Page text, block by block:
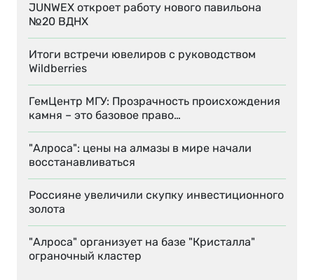
JUNWEX откроет работу нового павильона
№20 ВДНХ
Итоги встречи ювелиров с руководством
Wildberries
ГемЦентр МГУ: Прозрачность происхождения
камня – это базовое право…
"Алроса": цены на алмазы в мире начали
восстанавливаться
Россияне увеличили скупку инвестиционного
золота
"Алроса" организует на базе "Кристалла"
ограночный кластер